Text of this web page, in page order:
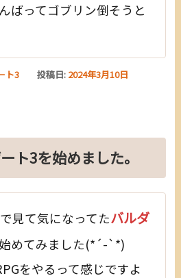
ばってゴブリン倒そうと
投稿日: 2024年3月10日
ト3
ト3を始めました。
見て気になってたバルダ
めてみました(*´-`*)
をやるって感じですよ